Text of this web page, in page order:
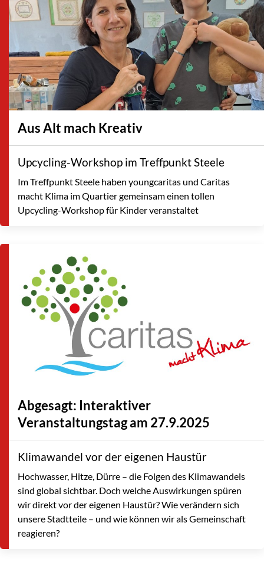
Aus Alt mach Kreativ
Upcycling-Workshop im Treffpunkt Steele
Im Treffpunkt Steele haben youngcaritas und Caritas
macht Klima im Quartier gemeinsam einen tollen
Upcycling-Workshop für Kinder veranstaltet
Abgesagt: Interaktiver
Veranstaltungstag am 27.9.2025
Klimawandel vor der eigenen Haustür
Hochwasser, Hitze, Dürre – die Folgen des Klimawandels
sind global sichtbar. Doch welche Auswirkungen spüren
wir direkt vor der eigenen Haustür? Wie verändern sich
unsere Stadtteile – und wie können wir als Gemeinschaft
reagieren?